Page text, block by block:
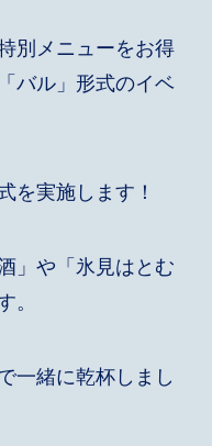
別メニューをお得
バル」形式のイベ
実施します！
」や「氷見はとむ
。
一緒に乾杯しまし